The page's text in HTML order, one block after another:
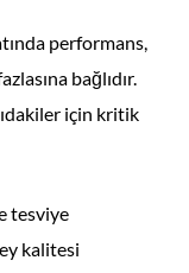
performans,
bağlıdır.
için kritik
tesviye
kalitesi